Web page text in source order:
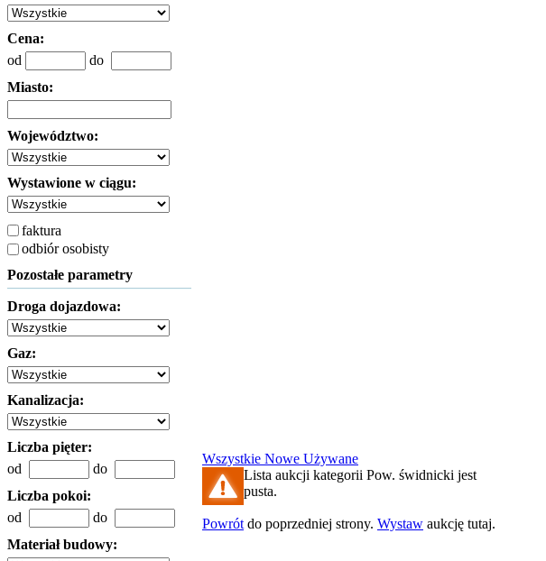
Cena:
od
do
Miasto:
Województwo:
Wystawione w ciągu:
faktura
odbiór osobisty
Pozostałe parametry
Droga dojazdowa:
Gaz:
Kanalizacja:
Liczba pięter:
od
do
Liczba pokoi:
od
do
Materiał budowy:
Wszystkie Nowe Używane
Lista aukcji kategorii Pow. świdnicki jest
pusta.
Powrót do poprzedniej strony. Wystaw aukcję tutaj.